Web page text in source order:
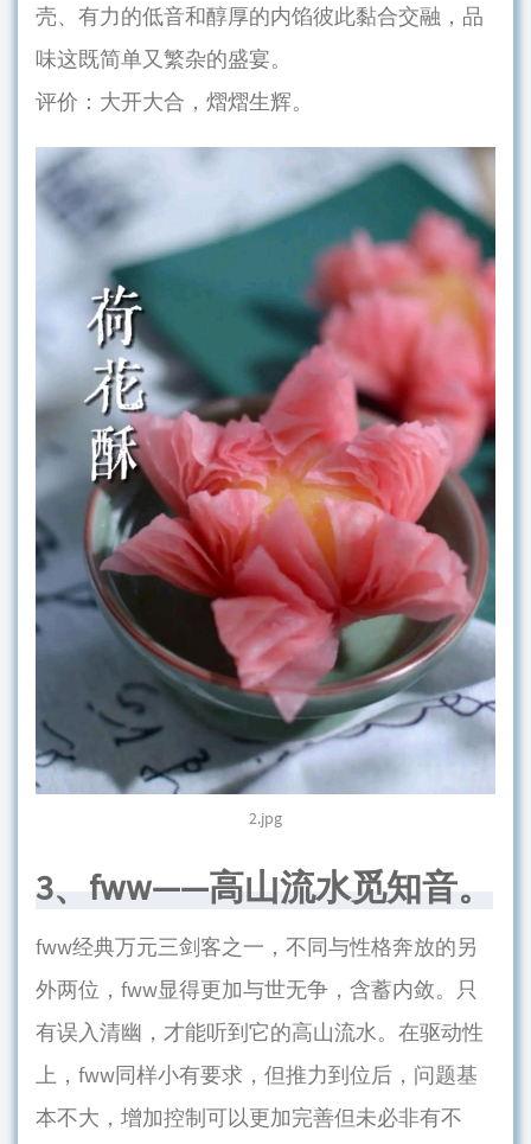
壳、有力的低音和醇厚的内馅彼此黏合交融，品
味这既简单又繁杂的盛宴。
评价：大开大合，熠熠生辉。
2.jpg
3、fww——高山流水觅知音。
fww经典万元三剑客之一，不同与性格奔放的另
外两位，fww显得更加与世无争，含蓄内敛。只
有误入清幽，才能听到它的高山流水。在驱动性
上，fww同样小有要求，但推力到位后，问题基
本不大，增加控制可以更加完善但未必非有不